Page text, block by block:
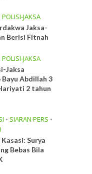
POLISI-JAKSA
Jaksa-
Berisi Fitnah
POLISI-JAKSA
Jaksa
Bayu Abdillah 3
2 tahun
• SIARAN PERS •
Surya
Bebas Bila